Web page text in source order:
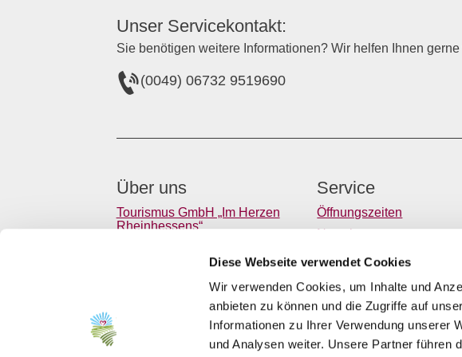
Diese Webseite verwendet Cookies
Wir verwenden Cookies, um Inhalte und
anbieten zu können und die Zugriffe auf
Informationen zu Ihrer Verwendung unserer
und Analysen weiter. Unsere Partner führen
Unser Servicekontakt:
Sie benötigen weitere Informationen? Wir helfen Ihnen gerne
(0049) 06732 9519690
Über uns
Tourismus GmbH „Im Herzen
Rheinhessens“
Service
Öffnungszeiten
Newsletter
Veranstaltungen melden
Presse
Anreise